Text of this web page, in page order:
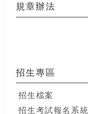
規章辦法
招生專區
招生檔案
招生考試報名系統